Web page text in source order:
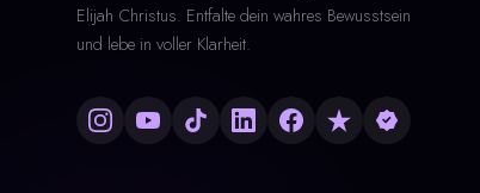
Elijah Christus. Entfalte dein wahres Bewusstsein
und lebe in voller Klarheit.